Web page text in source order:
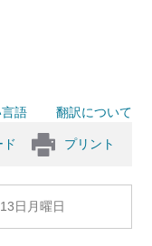
語 翻訳について
ド プリント
日月曜日